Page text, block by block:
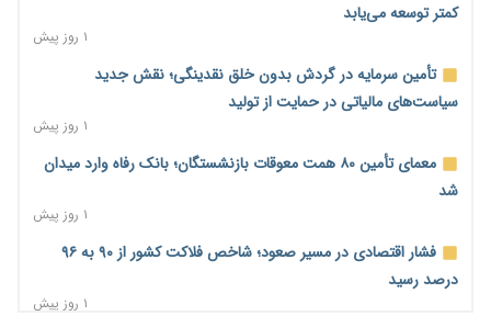
کمتر توسعه می‌یابد
۱ روز پیش
تأمین سرمایه در گردش بدون خلق نقدینگی؛ نقش جدید
سیاست‌های مالیاتی در حمایت از تولید
۱ روز پیش
معمای تأمین ۸۰ همت معوقات بازنشستگان؛ بانک رفاه وارد میدان
شد
۱ روز پیش
فشار اقتصادی در مسیر صعود؛ شاخص فلاکت کشور از ۹۰ به ۹۶
درصد رسید
۱ روز پیش